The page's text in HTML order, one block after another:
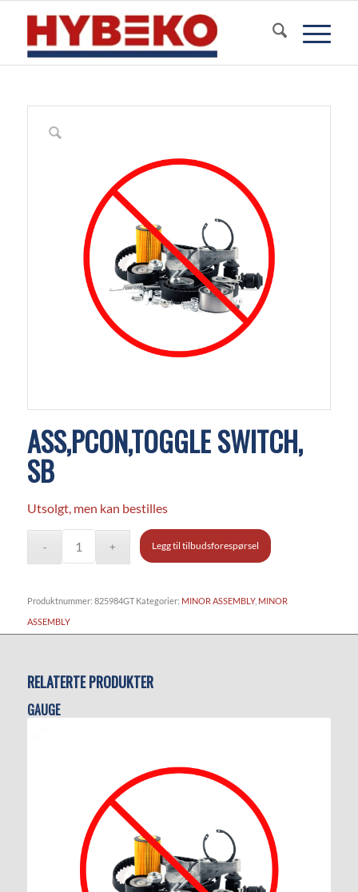
ASS,PCON,TOGGLE SWITCH,
SB
Utsolgt, men kan bestilles
Legg til tilbudsforespørsel
Produktnummer: 825984GT Kategorier: MINOR ASSEMBLY, MINOR
ASSEMBLY
RELATERTE PRODUKTER
GAUGE